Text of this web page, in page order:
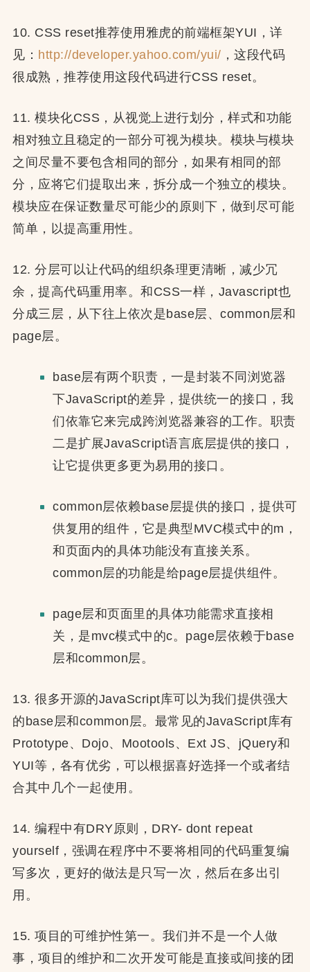
10. CSS reset推荐使用雅虎的前端框架YUI，详
见： http://developer.yahoo.com/yui/ ，这段代码
很成熟，推荐使用这段代码进行CSS reset。
11. 模块化CSS，从视觉上进行划分，样式和功能
相对独立且稳定的一部分可视为模块。模块与模块
之间尽量不要包含相同的部分，如果有相同的部
分，应将它们提取出来，拆分成一个独立的模块。
模块应在保证数量尽可能少的原则下，做到尽可能
简单，以提高重用性。
12. 分层可以让代码的组织条理更清晰，减少冗
余，提高代码重用率。和CSS一样，Javascript也
分成三层，从下往上依次是base层、common层和
page层。
base层有两个职责，一是封装不同浏览器
下JavaScript的差异，提供统一的接口，我
们依靠它来完成跨浏览器兼容的工作。职责
二是扩展JavaScript语言底层提供的接口，
让它提供更多更为易用的接口。
common层依赖base层提供的接口，提供可
供复用的组件，它是典型MVC模式中的m，
和页面内的具体功能没有直接关系。
common层的功能是给page层提供组件。
page层和页面里的具体功能需求直接相
关，是mvc模式中的c。page层依赖于base
层和common层。
13. 很多开源的JavaScript库可以为我们提供强大
的base层和common层。最常见的JavaScript库有
Prototype、Dojo、Mootools、Ext JS、jQuery和
YUI等，各有优劣，可以根据喜好选择一个或者结
合其中几个一起使用。
14. 编程中有DRY原则，DRY- dont repeat
yourself，强调在程序中不要将相同的代码重复编
写多次，更好的做法是只写一次，然后在多出引
用。
15. 项目的可维护性第一。我们并不是一个人做
事，项目的维护和二次开发可能是直接或间接的团